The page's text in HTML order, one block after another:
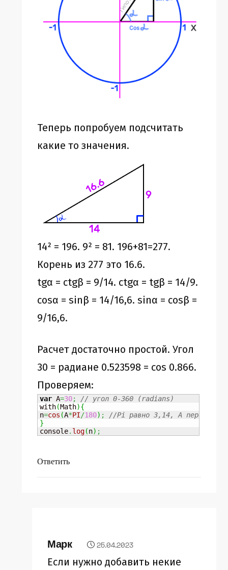
Теперь попробуем подсчитать
какие то значения.
14² = 196. 9² = 81. 196+81=277.
Корень из 277 это 16.6.
tgα = ctgβ = 9/14. ctgα = tgβ = 14/9.
cosα = sinβ = 14/16,6. sinα = cosβ =
9/16,6.
Расчет достаточно простой. Угол
30 = радиане 0.523598 = cos 0.866.
Проверяем:
var A=30;
// угол 0-360 (radians)
with(Math){
n=cos (A*PI/180) ;
//Pi равно 3,14, A
}
console. log(n) ;
Ответить
Марк 25.04.2023
Если нужно добавить некие